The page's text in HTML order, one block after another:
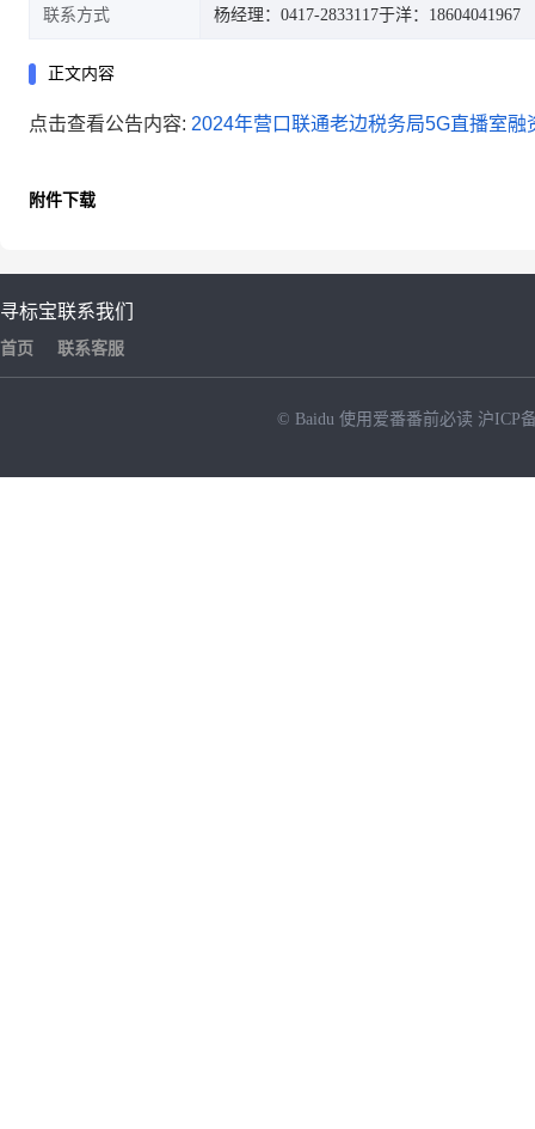
联系方式 杨经理：0417-2833117于洋：18604041967
正文内容
点击查看公告内容: 2024年营口联通老边税务局5G直播室融
附件下载
寻标宝
首页
联系我们
联系客服
© Baidu 使用爱番番前必读 沪ICP